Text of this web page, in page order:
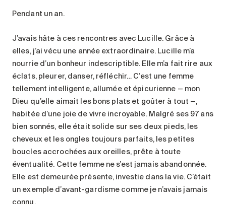
Pendant un an.
J’avais hâte à ces rencontres avec Lucille. Grâce à
elles, j’ai vécu une année extraordinaire. Lucille m’a
nourrie d’un bonheur indescriptible. Elle m’a fait rire aux
éclats, pleurer, danser, réfléchir… C’est une femme
tellement intelligente, allumée et épicurienne — mon
Dieu qu’elle aimait les bons plats et goûter à tout —,
habitée d’une joie de vivre incroyable. Malgré ses 97 ans
bien sonnés, elle était solide sur ses deux pieds, les
cheveux et les ongles toujours parfaits, les petites
boucles accrochées aux oreilles, prête à toute
éventualité. Cette femme ne s’est jamais abandonnée.
Elle est demeurée présente, investie dans la vie. C’était
un exemple d’avant-gardisme comme je n’avais jamais
connu.